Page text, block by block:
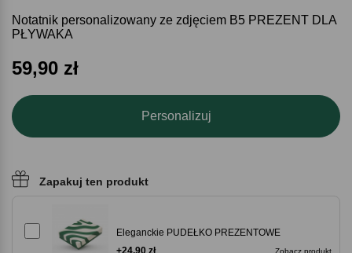
Notatnik personalizowany ze zdjęciem B5 PREZENT DLA
PŁYWAKA
59,90 zł
Personalizuj
Zapakuj ten produkt
Eleganckie PUDEŁKO PREZENTOWE
Zobacz produkt
+24,90 zł